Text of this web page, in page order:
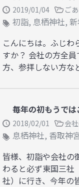
2019/01/04 ご
初詣, 息栖神社,
こんにちは。ふじわ
すか？ 会社の方全
方、参拝しない方な
毎年の初もうで
2018/02/01 会
息栖神社, 香取神
皆様、初詣や会社の
わると必ず東国三社
社）に行き、今年の